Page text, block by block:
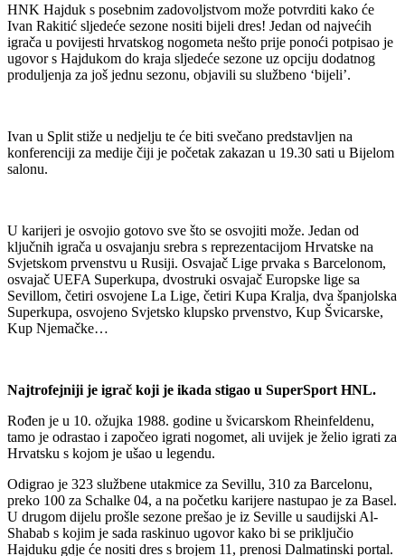
HNK Hajduk s posebnim zadovoljstvom može potvrditi kako će
Ivan Rakitić sljedeće sezone nositi bijeli dres! Jedan od najvećih
igrača u povijesti hrvatskog nogometa nešto prije ponoći potpisao je
ugovor s Hajdukom do kraja sljedeće sezone uz opciju dodatnog
produljenja za još jednu sezonu, objavili su službeno ‘bijeli’.
Ivan u Split stiže u nedjelju te će biti svečano predstavljen na
konferenciji za medije čiji je početak zakazan u 19.30 sati u Bijelom
salonu.
U karijeri je osvojio gotovo sve što se osvojiti može. Jedan od
ključnih igrača u osvajanju srebra s reprezentacijom Hrvatske na
Svjetskom prvenstvu u Rusiji. Osvajač Lige prvaka s Barcelonom,
osvajač UEFA Superkupa, dvostruki osvajač Europske lige sa
Sevillom, četiri osvojene La Lige, četiri Kupa Kralja, dva španjolska
Superkupa, osvojeno Svjetsko klupsko prvenstvo, Kup Švicarske,
Kup Njemačke…
Najtrofejniji je igrač koji je ikada stigao u SuperSport HNL.
Rođen je u 10. ožujka 1988. godine u švicarskom Rheinfeldenu,
tamo je odrastao i započeo igrati nogomet, ali uvijek je želio igrati za
Hrvatsku s kojom je ušao u legendu.
Odigrao je 323 službene utakmice za Sevillu, 310 za Barcelonu,
preko 100 za Schalke 04, a na početku karijere nastupao je za Basel.
U drugom dijelu prošle sezone prešao je iz Seville u saudijski Al-
Shabab s kojim je sada raskinuo ugovor kako bi se priključio
Hajduku gdje će nositi dres s brojem 11, prenosi Dalmatinski portal.